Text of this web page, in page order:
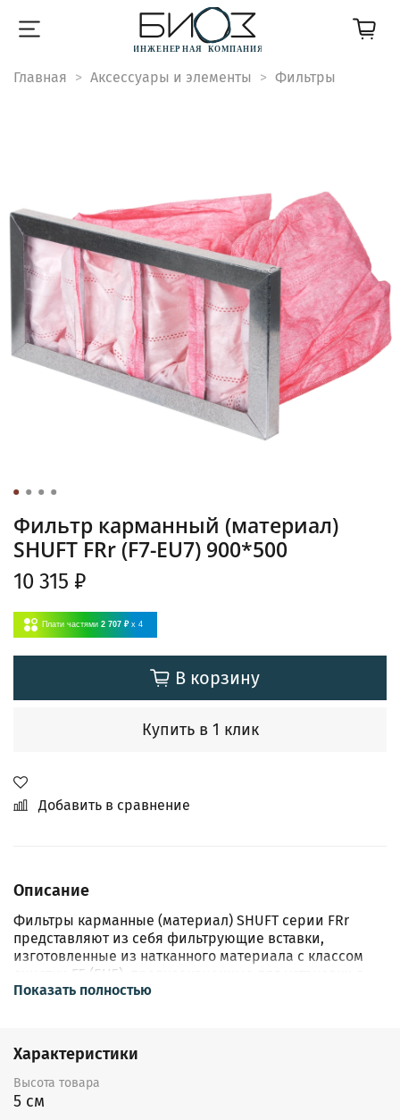
Главная Аксессуары и элементы Фильтры
Фильтр карманный (материал)
SHUFT FRr (F7-EU7) 900*500
10 315 ₽
Плати частями 2 707 ₽ x 4
В корзину
Купить в 1 клик
Добавить в сравнение
Описание
Фильтры карманные (материал) SHUFT серии FRr
представляют из себя фильтрующие вставки,
изготовленные из натканного материала с классом
очистки F5 (EU5), предназначенные для установки в
фильтр-боксы соответствующего типоразмера.
синтетического волокна.
Класс очистки F5-EU5.
Монтаж в горизонтальных каналах. В вертикальных
Показать полностью
Характеристики
Высота товара
5 см